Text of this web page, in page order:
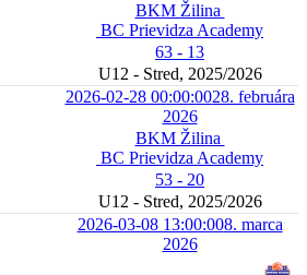
BKM Žilina
BC Prievidza Academy
63 - 13
U12 - Stred, 2025/2026
2026-02-28 00:00:0028. februára
2026
BKM Žilina
BC Prievidza Academy
53 - 20
U12 - Stred, 2025/2026
2026-03-08 13:00:008. marca
2026